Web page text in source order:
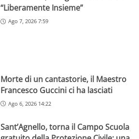
“Liberamente Insieme”
Ago 7, 2026 7:59
Morte di un cantastorie, il Maestro
Francesco Guccini ci ha lasciati
Ago 6, 2026 14:22
Sant’Agnello, torna il Campo Scuola